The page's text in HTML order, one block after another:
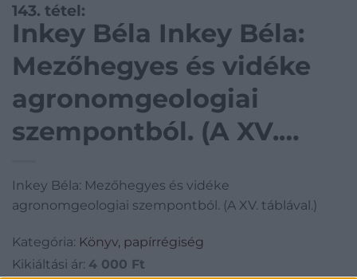
143. tétel:
Inkey Béla Inkey Béla:
Mezőhegyes és vidéke
agronomgeologiai
szempontból. (A XV.
Inkey Béla: Mezőhegyes és vidéke
agronomgeologiai szempontból. (A XV. táblával.)
Kategória: Könyv, papírrégiség
Kikiáltási ár: 4 000 Ft